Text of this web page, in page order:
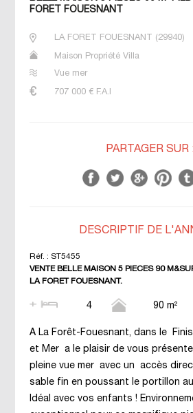
FORET FOUESNANT
LA FORET FOUESNANT (29940)
Maison Propriété Villa
Vue mer
707 000€ F.A.I
PARTAGER SUR
DESCRIPTIF DE
Réf. : ST5455
VENTE BELLE MAISON 5 PIECES 90
LA FORET FOUESNANT.
4 90 m²
A La Forêt-Fouesnant, dans le
et Mer a le plaisir de vous
pleine vue mer avec un accès
sable fin en poussant le portillon
Idéal avec vos enfants !